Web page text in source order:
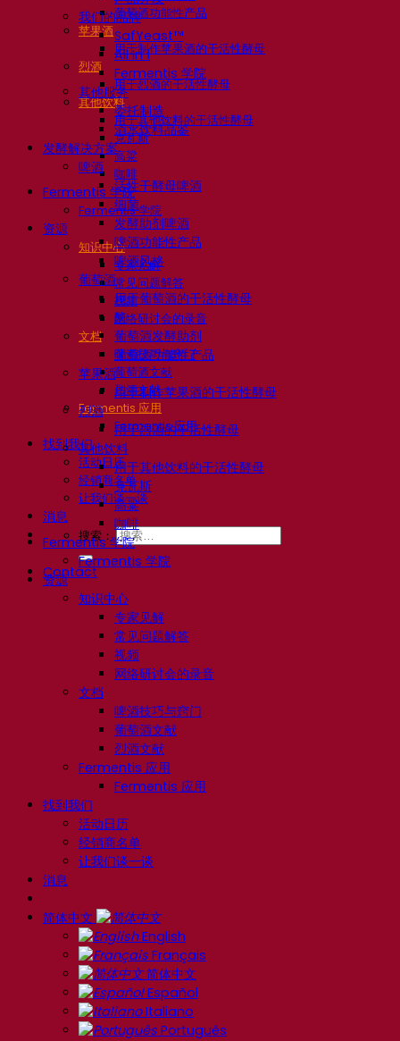
葡萄酒功能性产品
苹果酒
用于制作苹果酒的干活性酵母
烈酒
用于烈酒的干活性酵母
其他饮料
用于其他饮料的干活性酵母
克瓦斯
高粱
咖啡
Fermentis 学院
Fermentis 学院
资源
知识中心
专家见解
常见问题解答
视频
网络研讨会的录音
文档
啤酒技巧与窍门
葡萄酒文献
烈酒文献
Fermentis 应用
Fermentis 应用
找到我们
活动日历
经销商名单
让我们谈一谈
消息
搜索：
Contact
我们的品牌
SafYeast™
All In 1
Fermentis 学院
其他服务
委托制造
酒水饮料品鉴
发酵解决方案
啤酒
活性干酵母啤酒
细菌
发酵助剂啤酒
啤酒功能性产品
啤酒风格
葡萄酒
用于葡萄酒的干活性酵母
酶
葡萄酒发酵助剂
葡萄酒功能性产品
苹果酒
用于制作苹果酒的干活性酵母
烈酒
用于烈酒的干活性酵母
其他饮料
用于其他饮料的干活性酵母
克瓦斯
高粱
咖啡
Fermentis 学院
Fermentis 学院
资源
知识中心
专家见解
常见问题解答
视频
网络研讨会的录音
文档
啤酒技巧与窍门
葡萄酒文献
烈酒文献
Fermentis 应用
Fermentis 应用
找到我们
活动日历
经销商名单
让我们谈一谈
消息
简体中文
English
Français
简体中文
Español
Italiano
Português